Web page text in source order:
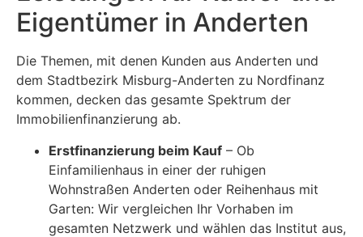
Eigentümer in Anderten
Die Themen, mit denen Kunden aus Anderten und
dem Stadtbezirk Misburg-Anderten zu Nordfinanz
kommen, decken das gesamte Spektrum der
Immobilienfinanzierung ab.
Erstfinanzierung beim Kauf – Ob
Einfamilienhaus in einer der ruhigen
Wohnstraßen Anderten oder Reihenhaus mit
Garten: Wir vergleichen Ihr Vorhaben im
gesamten Netzwerk und wählen das Institut aus,